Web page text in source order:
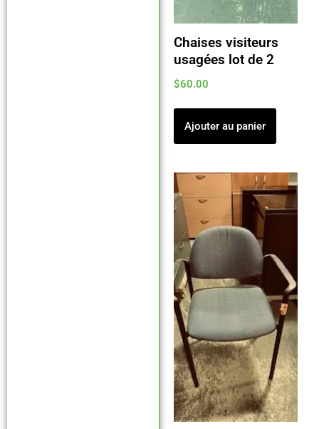
Chaises visiteurs
usagées lot de 2
$60.00
Ajouter au panier